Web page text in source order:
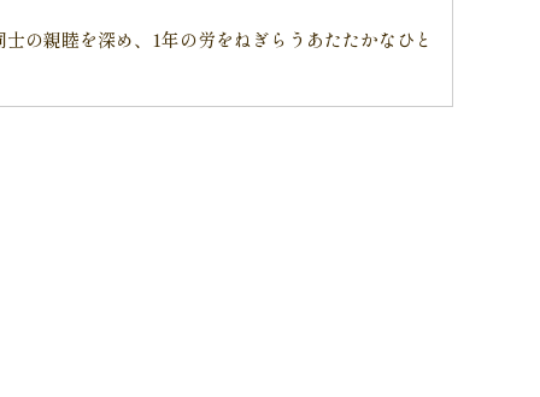
の親睦を深め、1年の労をねぎらうあたたかなひと